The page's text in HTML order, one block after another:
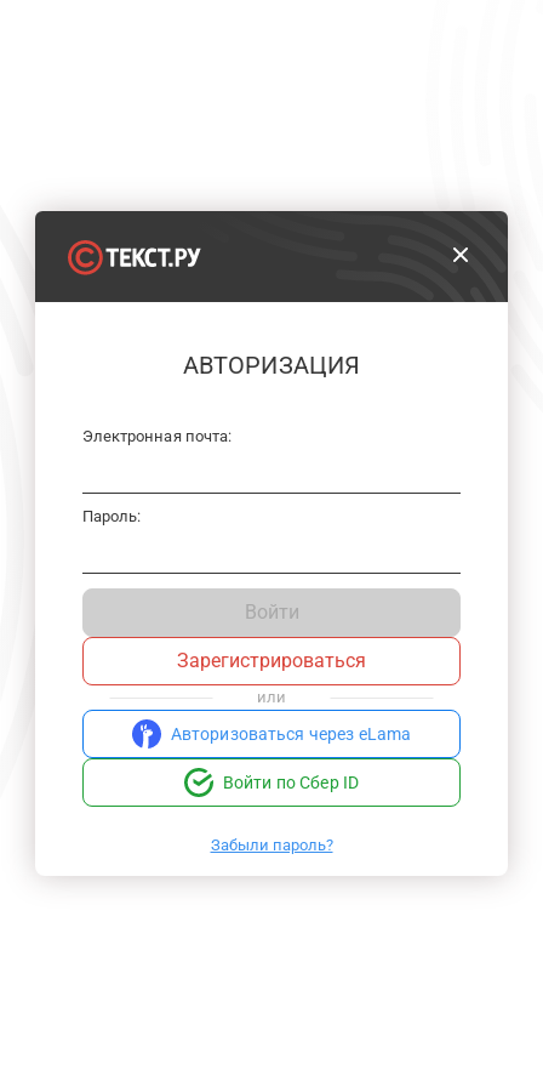
АВТОРИЗАЦИЯ
Электронная почта:
Пароль:
Войти
Зарегистрироваться
или
Авторизоваться через eLama
Войти по Сбер ID
Забыли пароль?